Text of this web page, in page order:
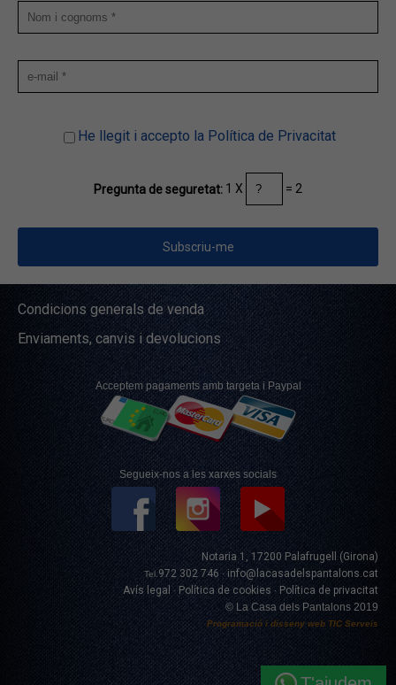
He llegit i accepto la Política de Privacitat
Pregunta de seguretat: 1 X = 2
Condicions generals de venda
Enviaments, canvis i devolucions
Acceptem pagaments amb targeta i Paypal
Segueix-nos a les xarxes socials
Notaria 1, 17200 Palafrugell (Girona)
Tel.972 302 746 ·info@lacasadelspantalons.cat
Avís legal
· Política de cookies · Política de privacitat
© La Casa dels Pantalons 2019
Programació i disseny web TIC Serveis